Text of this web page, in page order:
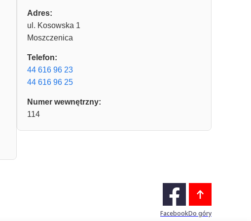
Adres:
ul. Kosowska 1
Moszczenica
Telefon:
44 616 96 23
44 616 96 25
Numer wewnętrzny:
114
FacebookDo góry